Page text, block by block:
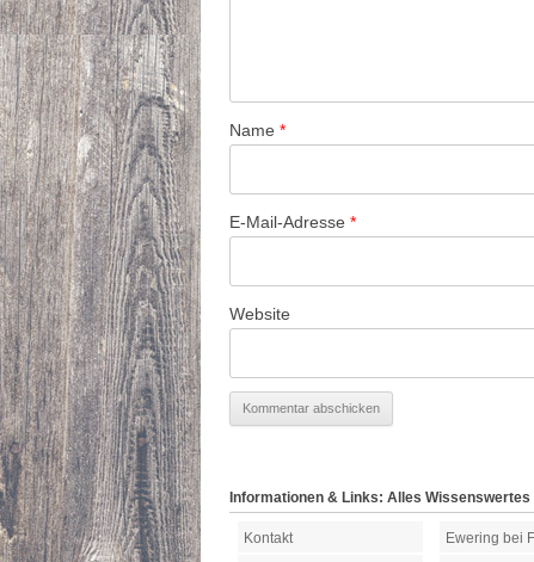
Name *
E-Mail-Adresse *
Website
Informationen & Links: Alles Wissenswertes
Kontakt Ewering bei